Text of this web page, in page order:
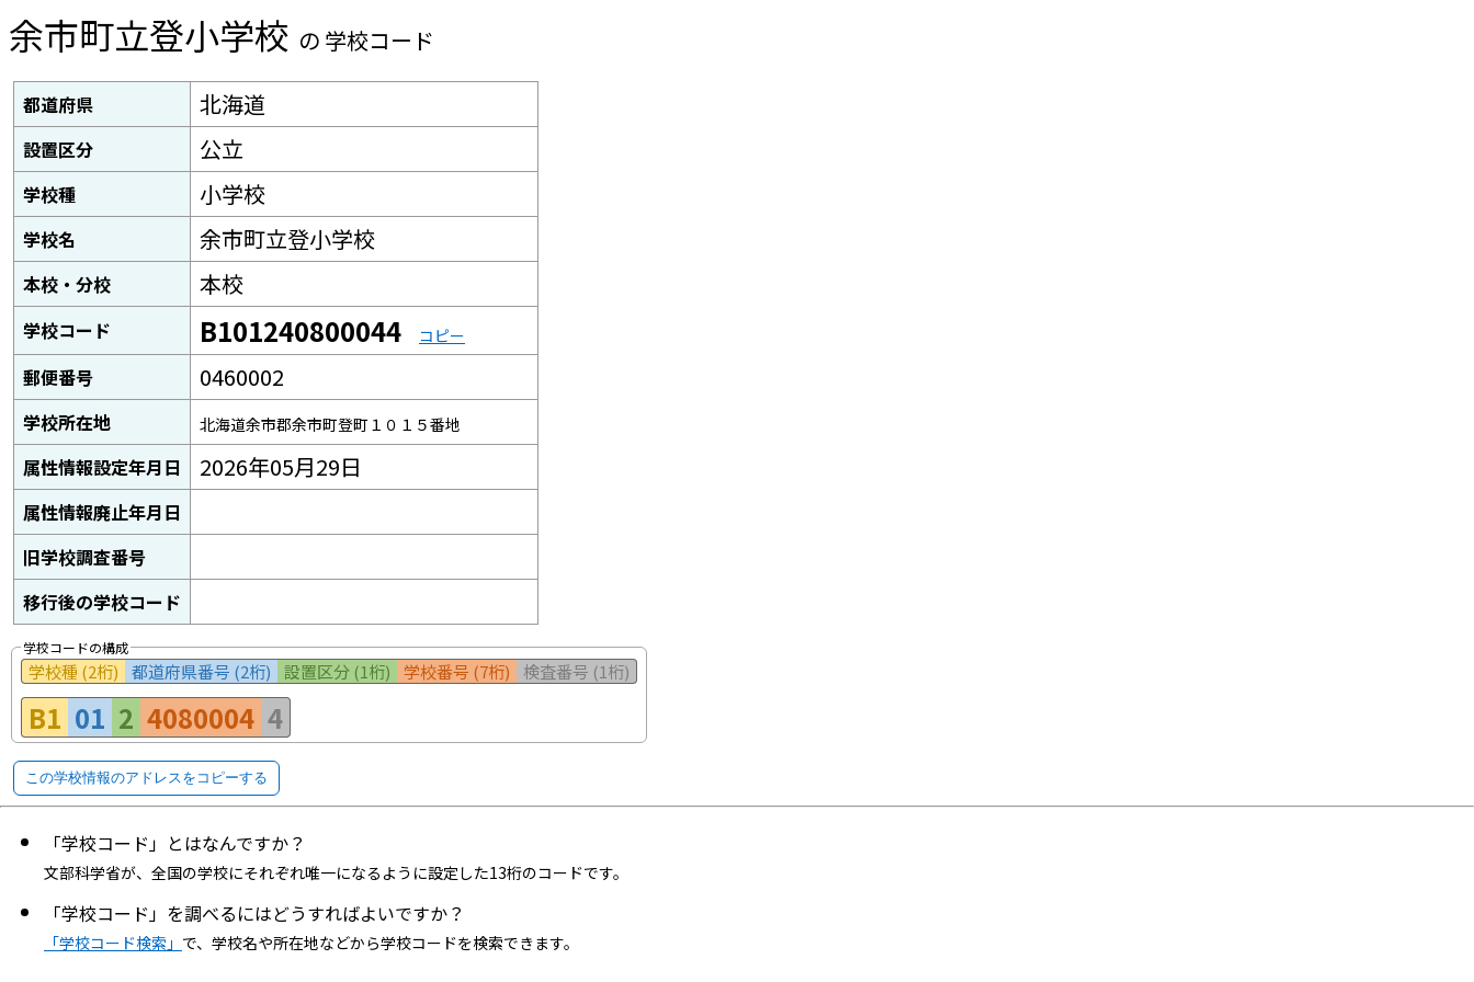
余市町立登小学校 の 学校コード
都道府県 北海道
設置区分 公立
学校種 小学校
学校名 余市町立登小学校
本校・分校 本校
学校コード B101240800044 コピー
郵便番号 0460002
学校所在地 北海道余市郡余市町登町１０１５番地
属性情報設定年月日 2026年05月29日
属性情報廃止年月日
旧学校調査番号
移行後の学校コード
学校コードの構成
学校種 (2桁) 都道府県番号 (2桁) 設置区分 (1桁) 学校番号 (7桁) 検査番号 (1桁)
B1 01 2 4080004 4
この学校情報のアドレスをコピーする
「学校コード」とはなんですか？
文部科学省が、全国の学校にそれぞれ唯一になるように設定した13桁のコードです。
「学校コード」を調べるにはどうすればよいですか？
「学校コード検索」 で、学校名や所在地などから学校コードを検索できます。